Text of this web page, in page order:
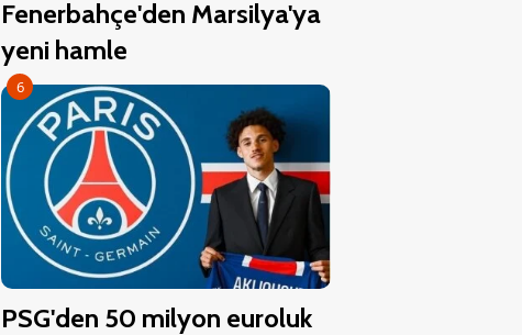
Fenerbahçe'den Marsilya'ya
yeni hamle
6
PSG'den 50 milyon euroluk